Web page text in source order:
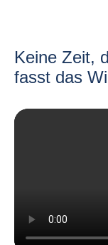
Keine Zeit,
fasst das